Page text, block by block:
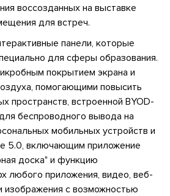
воссозданных на выставке
для встреч.
панели, которые
для сферы образования.
покрытием экрана и
помогающими повысить
пространств, встроенной BYOD-
беспроводного вывода на
мобильных устройств и
5.0, включающим приложение
доска" и функцию
любого приложения, видео, веб-
изображения с возможностью